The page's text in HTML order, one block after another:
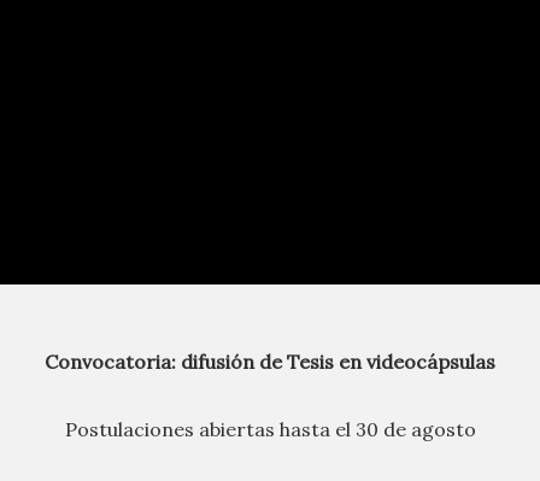
Convocatoria: difusión de Tesis en videocápsulas
Postulaciones abiertas hasta el 30 de agosto